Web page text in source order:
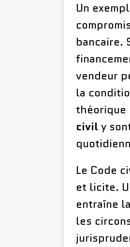
Un
bancaire.
vendeur
la
civil y
Le Code
et licite.
entraîne
les